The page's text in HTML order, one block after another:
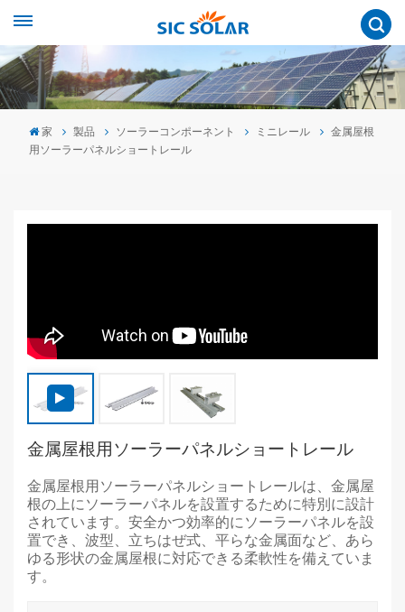
家 製品 ソーラーコンポーネント ミニレール
金属屋根
用ソーラーパネルショートレール
金属屋根用ソーラーパネルショートレール
金属屋根用ソーラーパネルショートレールは、金属屋
根の上にソーラーパネルを設置するために特別に設計
されています。安全かつ効率的にソーラーパネルを設
置でき、波型、立ちはぜ式、平らな金属面など、あら
ゆる形状の金属屋根に対応できる柔軟性を備えていま
す。